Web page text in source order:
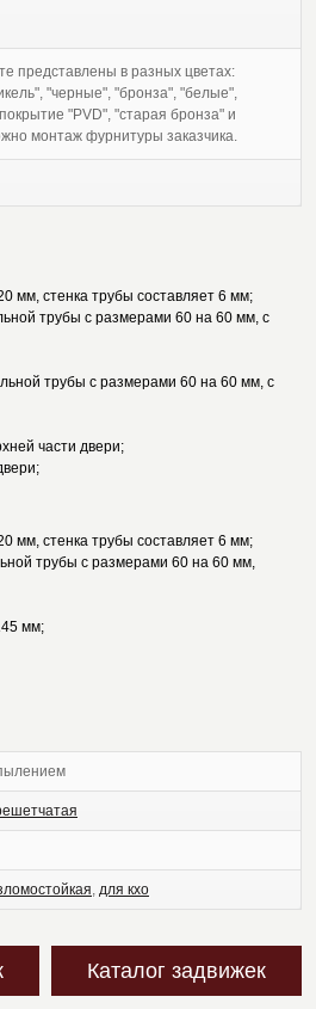
представлены в разных цветах:
"черные", "бронза", "белые",
"PVD", "старая бронза" и
монтаж фурнитуры заказчика.
мм, стенка трубы составляет 6 мм;
трубы с размерами 60 на 60 мм, с
трубы с размерами 60 на 60 мм, с
части двери;
мм, стенка трубы составляет 6 мм;
трубы с размерами 60 на 60 мм,
мм;
, для кхо
Каталог задвижек